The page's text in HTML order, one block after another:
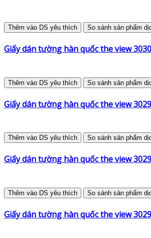
Thêm vào DS yêu thích So sánh sản phẩm
Giấy dán tường hàn quốc the view
Thêm vào DS yêu thích So sánh sản phẩm
Giấy dán tường hàn quốc the view
Thêm vào DS yêu thích So sánh sản phẩm
Giấy dán tường hàn quốc the view
Thêm vào DS yêu thích So sánh sản phẩm
Giấy dán tường hàn quốc the view